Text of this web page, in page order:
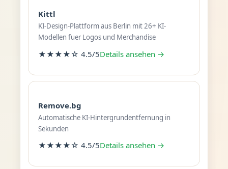
Kittl
KI-Design-Plattform aus Berlin mit 26+ KI-
Modellen fuer Logos und Merchandise
★★★★☆ 4.5/5Details ansehen →
Remove.bg
Automatische KI-Hintergrundentfernung in
Sekunden
★★★★☆ 4.5/5Details ansehen →